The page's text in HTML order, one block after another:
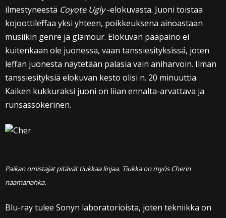
ilmestyneestä Coyote Ugly-elokuvasta. Juoni toistaa
kojoottileffaa yksi yhteen, poikkeuksena ainoastaan
musiikin genre ja glamour. Elokuvan pääpaino ei
kuitenkaan ole juonessa, vaan tanssiesityksissä, joten
leffan juonesta näytetään palasia vain aniharvoin. Ilman
tanssiesityksiä elokuvan kesto olisi n. 20 minuuttia.
Kaiken kukkuraksi juoni on liian ennalta-arvattava ja
runsassokerinen.
Paikan omistajat pitävät tiukkaa linjaa. Tiukka on myös Cherin
naamanahka.
Blu-ray tulee Sonyn laboratorioista, joten tekniikka on